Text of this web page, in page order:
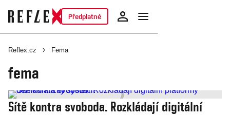
Předplatné
Reflex.cz Fema
fema
Sítě kontra svoboda. Rozkládají digitální